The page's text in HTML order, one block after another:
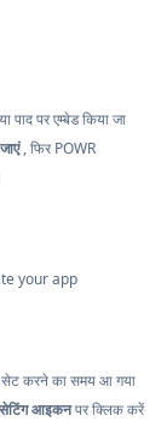
पर एम्बेड किया जा
, फिर POWR
your app
करने का समय आ गया
सेटिंग आइकनपर क्लिक करें